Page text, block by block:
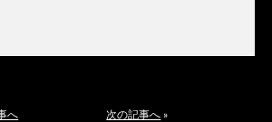
へ 次の記事へ »